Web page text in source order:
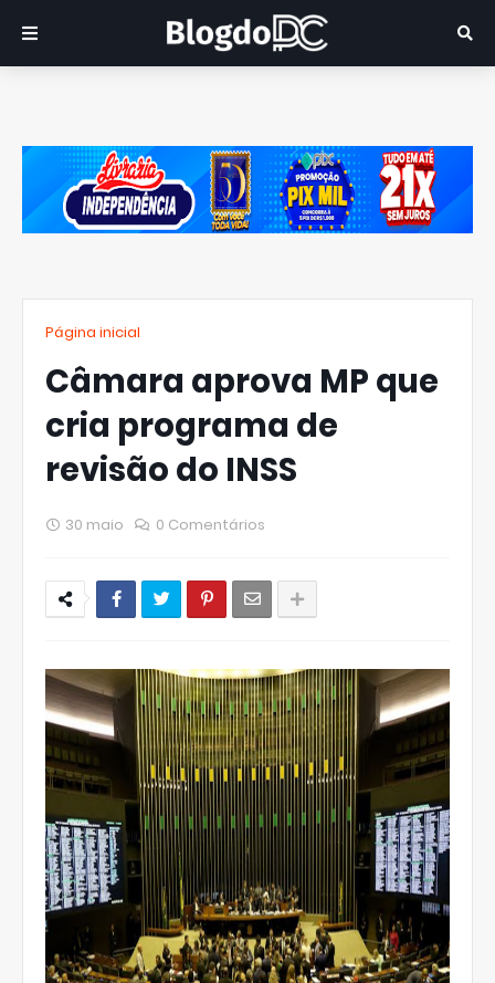
Página inicial
Câmara aprova MP que
cria programa de
revisão do INSS
30 maio 0 Comentários